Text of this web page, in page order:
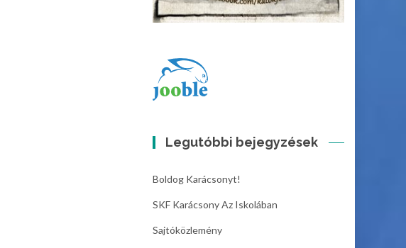
Legutóbbi bejegyzések
Boldog Karácsonyt!
SKF Karácsony Az Iskolában
Sajtóközlemény